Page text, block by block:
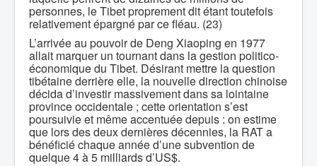
personnes, le Tibet proprement dit étant toutefois
relativement épargné par ce fléau. (23)
L’arrivée au pouvoir de Deng Xiaoping en 1977
allait marquer un tournant dans la gestion politico-
économique du Tibet. Désirant mettre la question
tibétaine derrière elle, la nouvelle direction chinoise
décida d’investir massivement dans sa lointaine
province occidentale ; cette orientation s’est
poursuivie et même accentuée depuis : on estime
que lors des deux dernières décennies, la RAT a
bénéficié chaque année d’une subvention de
quelque 4 à 5 milliards d’US$.